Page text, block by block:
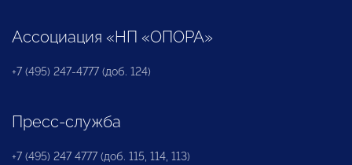
Ассоциация «НП «ОПОРА»
+7 (495) 247-4777 (доб. 124)
Пресс-служба
+7 (495) 247 4777 (доб. 115, 114, 113)